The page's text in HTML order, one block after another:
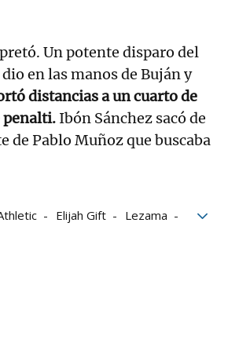
Un potente disparo del
en las manos de Buján y
distancias a un cuarto de
penalti. Ibón Sánchez sacó de
de Pablo Muñoz que buscaba
Elijah Gift
Lezama